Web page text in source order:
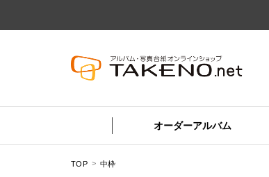
オーダーアルバム
TOP 中枠